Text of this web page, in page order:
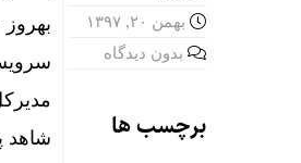
بهمن ۲۰, ۱۳۹۷
بدون دیدگاه
برچسب ها
شاهد